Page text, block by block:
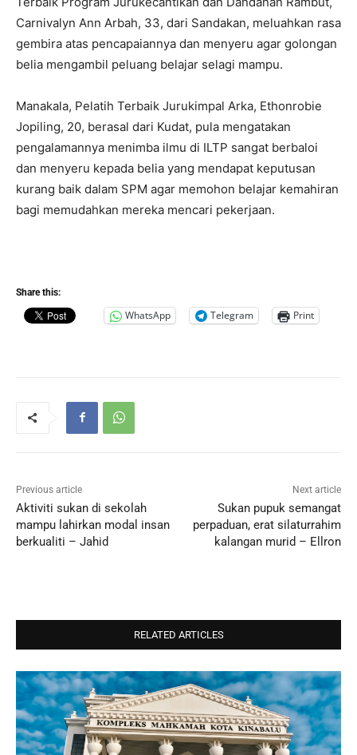
Carnivalyn Ann Arbah, 33, dari Sandakan, meluahkan rasa
gembira atas pencapaiannya dan menyeru agar golongan
belia mengambil peluang belajar selagi mampu.
Manakala, Pelatih Terbaik Jurukimpal Arka, Ethonrobie
Jopiling, 20, berasal dari Kudat, pula mengatakan
pengalamannya menimba ilmu di ILTP sangat berbaloi
dan menyeru kepada belia yang mendapat keputusan
kurang baik dalam SPM agar memohon belajar kemahiran
bagi memudahkan mereka mencari pekerjaan.
Share this:
WhatsApp Telegram Print
Previous article
Aktiviti sukan di sekolah
mampu lahirkan modal insan
berkualiti – Jahid
Next article
Sukan pupuk semangat
perpaduan, erat silaturrahim
kalangan murid – Ellron
RELATED ARTICLES